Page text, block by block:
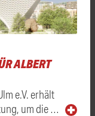
ALBERT E
e.V. erhält
um die …